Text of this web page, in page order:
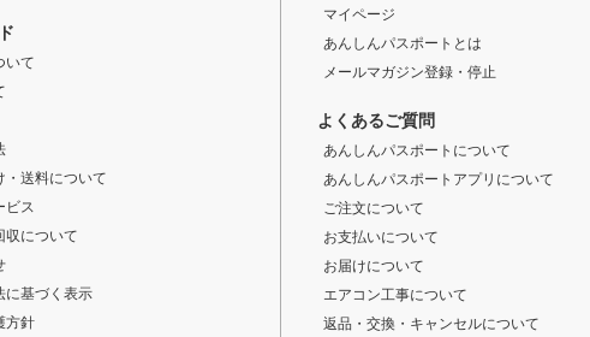
いて
・送料について
ビス
収について
に基づく表示
方針
マイページ
あんしんパスポートとは
メールマガジン登録・停止
よくあるご質問
あんしんパスポートについて
あんしんパスポートアプリについて
ご注文について
お支払いについて
お届けについて
エアコン工事について
返品・交換・キャンセルについて